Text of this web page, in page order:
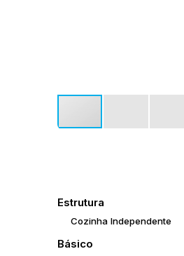
Estrutura
Cozinha Independente
Básico